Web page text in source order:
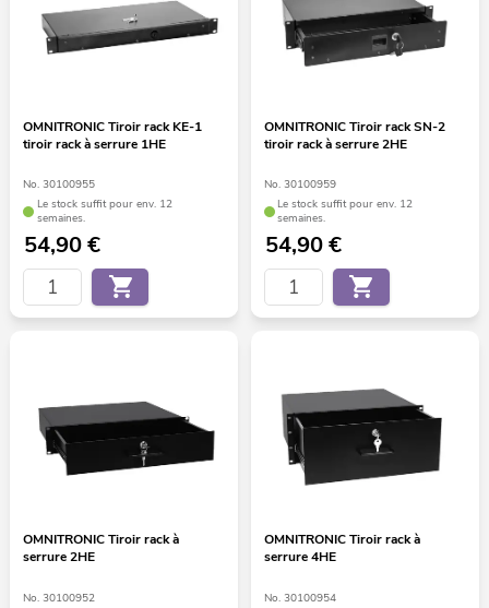
OMNITRONIC Tiroir rack KE-1
tiroir rack à serrure 1HE
No. 30100955
Le stock suffit pour env. 12
semaines.
54,90€
OMNITRONIC Tiroir rack SN-2
tiroir rack à serrure 2HE
No. 30100959
Le stock suffit pour env. 12
semaines.
54,90€
OMNITRONIC Tiroir rack à
serrure 2HE
No. 30100952
OMNITRONIC Tiroir rack à
serrure 4HE
No. 30100954